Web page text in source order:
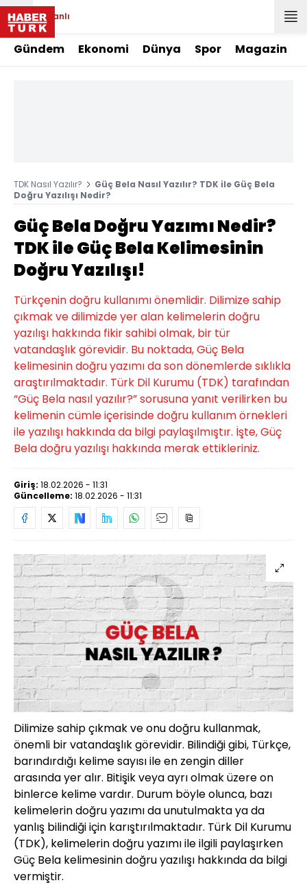
Canlı
Gündem Ekonomi Dünya Spor Magazin
TDK Nasıl Yazılır?
Güç Bela Nasıl Yazılır? TDK ile Güç Bela
Doğru Yazılışı Nedir?
Güç Bela Doğru Yazımı Nedir?
TDK ile Güç Bela Kelimesinin
Doğru Yazılışı!
Türkçenin doğru kullanımı önemlidir. Dilimize sahip
çıkmak ve dilimizde yer alan kelimelerin doğru
yazılışı hakkında fikir sahibi olmak, bir tür
vatandaşlık görevidir. Bu noktada, Güç Bela
kelimesinin doğru yazımı da son dönemlerde sıklıkla
araştırılmaktadır. Türk Dil Kurumu (TDK) tarafından
“Güç Bela nasıl yazılır?” sorusuna yanıt verilirken bu
kelimenin cümle içerisinde doğru kullanım örnekleri
ile yazılışı hakkında da bilgi paylaşılmıştır. İşte, Güç
Bela doğru yazılışı hakkında merak ettikleriniz.
Giriş: 18.02.2026 - 11:31
Güncelleme: 18.02.2026 - 11:31
Dilimize sahip çıkmak ve onu doğru kullanmak,
önemli bir vatandaşlık görevidir. Bilindiği gibi, Türkçe,
barındırdığı kelime sayısı ile en zengin diller
arasında yer alır. Bitişik veya ayrı olmak üzere on
binlerce kelime vardır. Durum böyle olunca, bazı
kelimelerin doğru yazımı da unutulmakta ya da
yanlış bilindiği için karıştırılmaktadır. Türk Dil Kurumu
(TDK), kelimelerin doğru yazımı ile ilgili paylaşırken
Güç Bela kelimesinin doğru yazılışı hakkında da bilgi
vermiştir.